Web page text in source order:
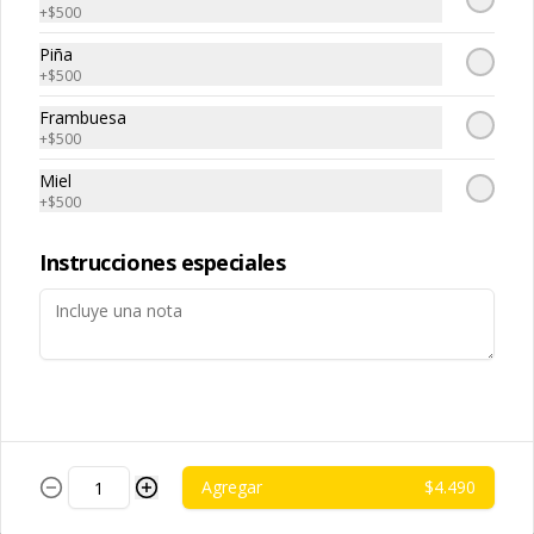
extracto de apio, extracto de repollo,
poroto de soya, comino, paprika,
pimienta, azúcar), satay veggie (aceite
de soya, salsa poroto de soya, aceite
de sesamo, sal, mani, pimienta,
cascara de naranja, curry, canela,
polvo de coco, aji, trigo), diente
jengibre, cebollín, salsa de soya, ajo,
agua, azúcar, mix de hierba (canela,
anís, pimienta y comino), mirin (azúcar,
ajo, cebolla morada, salsa de soya,
sal, trigo, azúcar, condimento
taiwanes, extracto de apio, extracto de
repollo, poroto de soya, comino,
paprika, pimienta, azúcar), salsa ostra
vegana (trigo, soya, shitake, sal, maíz),
condimento 5 sabores (naranja,
canela, anís, pimienta y comino),
pepino, zanahoria.
Arroz Blanco
-白飯-
$2.490
Fideo de Arroz
-台灣米粉-
Fideos artesanales
-手工拉麵-
+$500
Piña
+$500
Frambuesa
+$500
Miel
+$500
Instrucciones especiales
Agregar $4.490